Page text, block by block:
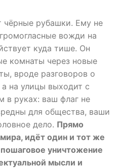
рубашки. Ему не
вожди на
куда тише. Он
комнаты через новые
вроде разговоров о
на улицы выходит с
в руках: ваш флаг не
для общества, ваши
дело. Прямо
идёт один и тот же
уничтожение
мысли и